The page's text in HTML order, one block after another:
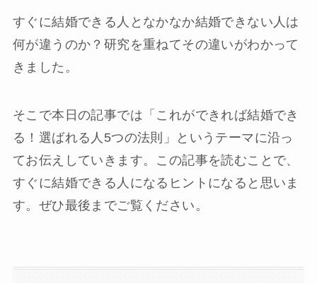
すぐに結婚できる人となかなか結婚できない人は
何が違うのか？研究を重ねてその違いがわかって
きました。
そこで本日の記事では「これができれば結婚でき
る！選ばれる人5つの法則」というテーマに沿っ
てお伝えしていきます。この記事を読むことで、
すぐに結婚できる人になるヒントになると思いま
す。ぜひ最後までご覧ください。